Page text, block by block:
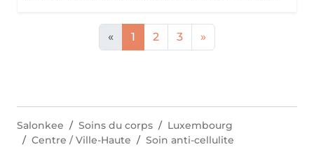
« 1 2 3 »
Salonkee Soins du corps
Luxembourg
Centre / Ville-Haute
Soin anti-cellulite